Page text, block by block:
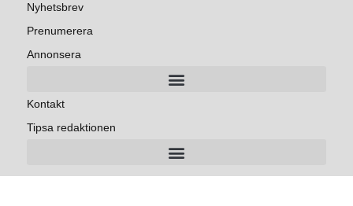
Nyhetsbrev
Prenumerera
Annonsera
Kontakt
Tipsa redaktionen